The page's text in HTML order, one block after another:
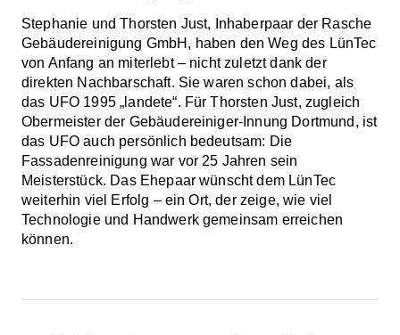
Stephanie und Thorsten Just, Inhaberpaar der Rasche
Gebäudereinigung GmbH, haben den Weg des LünTec
von Anfang an miterlebt – nicht zuletzt dank der
direkten Nachbarschaft. Sie waren schon dabei, als
das UFO 1995 „landete“. Für Thorsten Just, zugleich
Obermeister der Gebäudereiniger-Innung Dortmund, ist
das UFO auch persönlich bedeutsam: Die
Fassadenreinigung war vor 25 Jahren sein
Meisterstück. Das Ehepaar wünscht dem LünTec
weiterhin viel Erfolg – ein Ort, der zeige, wie viel
Technologie und Handwerk gemeinsam erreichen
können.